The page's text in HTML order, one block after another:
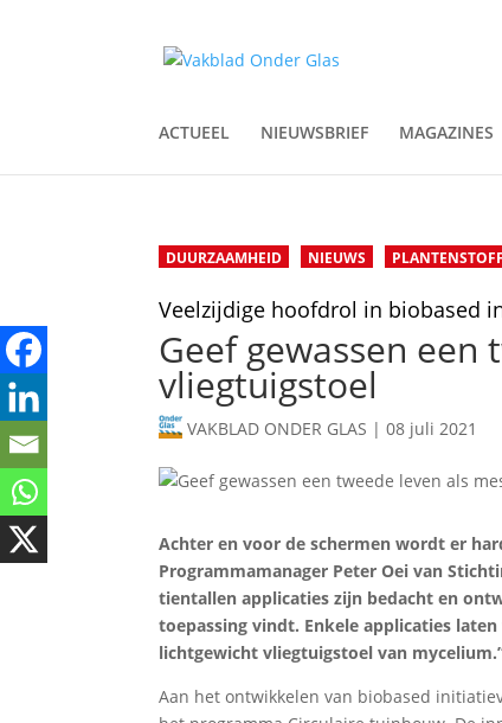
ACTUEEL NIEUWSBRIEF MAGAZINES
DUURZAAMHEID NIEUWS
Veelzijdige hoofdrol in biobased
Geef gewassen
vliegtuigstoel
VAKBLAD ONDER GLAS |08 juli 2021
Achter en voor de schermen wordt er
Programmamanager Peter Oei van
tientallen applicaties zijn bedacht en
toepassing vindt. Enkele applicaties
lichtgewicht vliegtuigstoel van
Aan het ontwikkelen van biobased